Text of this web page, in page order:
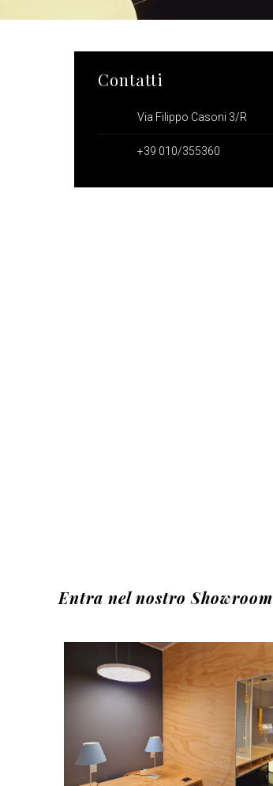
Contatti
Via Filippo Casoni 3/R
+39 010/355360
Entra nel nostro Showroom